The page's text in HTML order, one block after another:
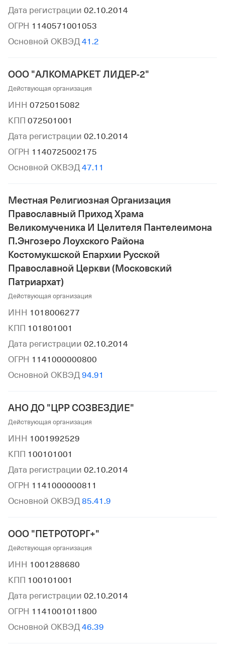
Дата регистрации 02.10.2014
ОГРН 1140571001053
Основной ОКВЭД 41.2
ООО "АЛКОМАРКЕТ ЛИДЕР-2"
Действующая организация
ИНН 0725015082
КПП 072501001
Дата регистрации 02.10.2014
ОГРН 1140725002175
Основной ОКВЭД 47.11
Местная Религиозная Организация
Православный Приход Храма
Великомученика И Целителя Пантелеимона
П.Энгозеро Лоухского Района
Костомукшской Епархии Русской
Православной Церкви (Московский
Патриархат)
Действующая организация
ИНН 1018006277
КПП 101801001
Дата регистрации 02.10.2014
ОГРН 1141000000800
Основной ОКВЭД 94.91
АНО ДО "ЦРР СОЗВЕЗДИЕ"
Действующая организация
ИНН 1001992529
КПП 100101001
Дата регистрации 02.10.2014
ОГРН 1141000000811
Основной ОКВЭД 85.41.9
ООО "ПЕТРОТОРГ+"
Действующая организация
ИНН 1001288680
КПП 100101001
Дата регистрации 02.10.2014
ОГРН 1141001011800
Основной ОКВЭД 46.39